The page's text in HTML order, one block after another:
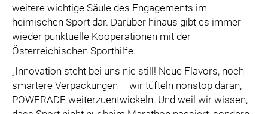
weitere wichtige Säule des Engagements im
heimischen Sport dar. Darüber hinaus gibt es immer
wieder punktuelle Kooperationen mit der
Österreichischen Sporthilfe.
„Innovation steht bei uns nie still! Neue Flavors, noch
smartere Verpackungen – wir tüfteln nonstop daran,
POWERADE weiterzuentwickeln. Und weil wir wissen,